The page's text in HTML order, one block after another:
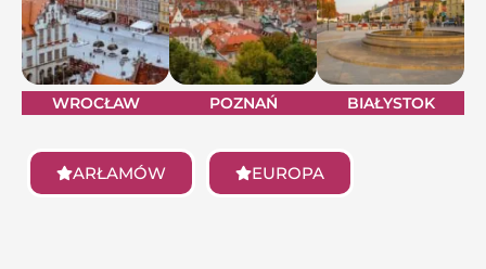
WROCŁAW POZNAŃ BIAŁYSTOK
ARŁAMÓW EUROPA